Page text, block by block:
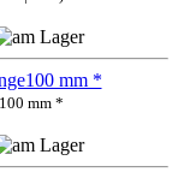
mm *